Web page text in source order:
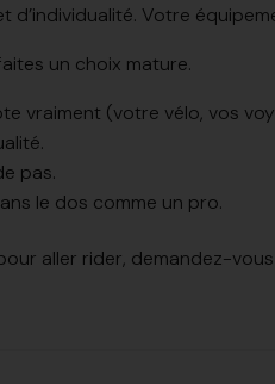
Votre
un choix mature.
vraiment (votre vélo, vos
pas.
le dos comme un pro.
aller rider, demandez-